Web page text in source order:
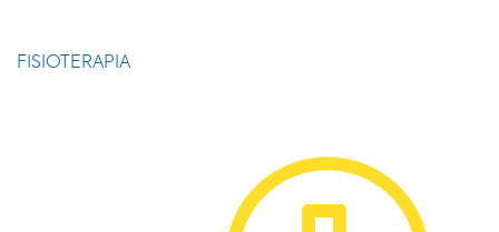
FISIOTERAPIA